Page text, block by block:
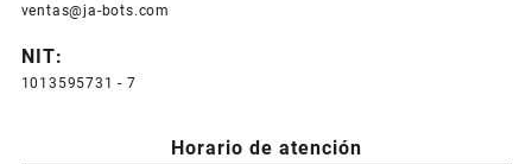
ventas@ja-bots.com
NIT:
1013595731 - 7
Horario de atención